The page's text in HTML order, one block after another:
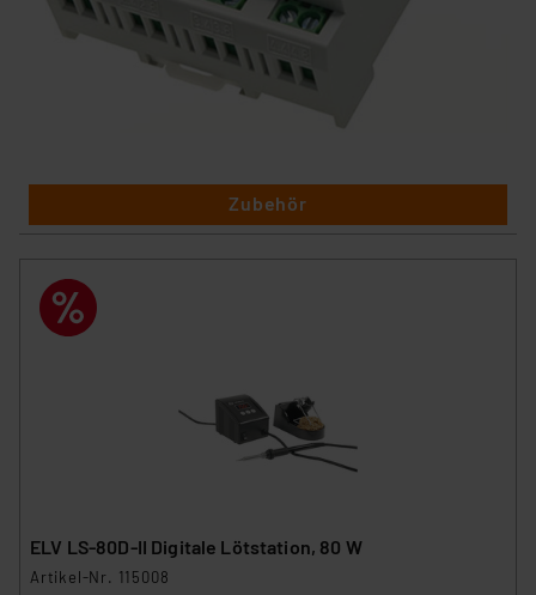
Zubehör
ELV LS-80D-II Digitale Lötstation, 80 W
Artikel-Nr. 115008